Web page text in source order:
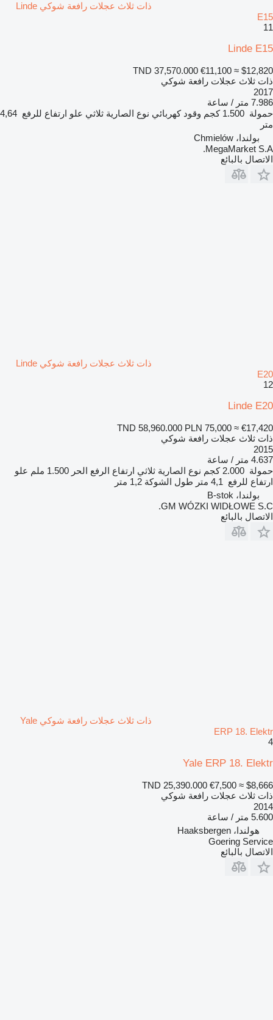
ذات ثلاث عجلات رافعة شوكي Linde
E15
11
Linde E15
TND 37,570.000 €11,100 ≈ $12,820
ذات ثلاث عجلات رافعة شوكي
2017
7.986 متر / ساعة
حمولة 1.500 كجم وقود كهربائي نوع الصارية ثلاثي علو ارتفاع للرفع 4,64
متر
بولندا، Chmielów
MegaMarket S.A.
الاتصال بالبائع
ذات ثلاث عجلات رافعة شوكي Linde
E20
12
Linde E20
TND 58,960.000 PLN 75,000 ≈ €17,420
ذات ثلاث عجلات رافعة شوكي
2015
4.637 متر / ساعة
حمولة 2.000 كجم نوع الصارية ثلاثي ارتفاع الرفع الحر 1.500 ملم
علو
ارتفاع للرفع 4,1 متر طول الشوكة 1,2 متر
بولندا، B-stok
GM WÓZKI WIDŁOWE S.C.
الاتصال بالبائع
ذات ثلاث عجلات رافعة شوكي Yale
ERP 18. Elektr
4
Yale ERP 18. Elektr
TND 25,390.000 €7,500 ≈ $8,666
ذات ثلاث عجلات رافعة شوكي
2014
5.600 متر / ساعة
هولندا، Haaksbergen
Goering Service
الاتصال بالبائع